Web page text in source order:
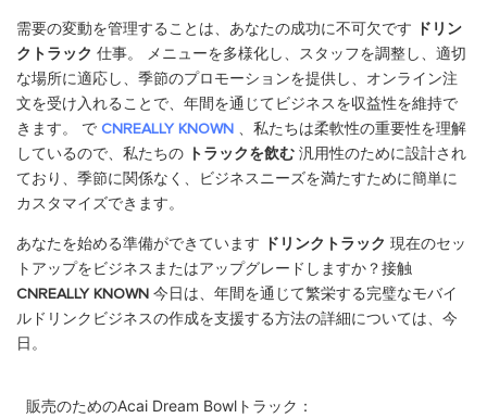
需要の変動を管理することは、あなたの成功に不可欠です
ドリン
クトラック 仕事。 メニューを多様化し、スタッフを調整し、適切
な場所に適応し、季節のプロモーションを提供し、オンライン注
文を受け入れることで、年間を通じてビジネスを収益性を維持で
きます。 で CNREALLY KNOWN 、私たちは柔軟性の重要性を理解
しているので、私たちの
トラックを飲む 汎用性のために設計され
ており、季節に関係なく、ビジネスニーズを満たすために簡単に
カスタマイズできます。
あなたを始める準備ができています ドリンクトラック 現在のセッ
トアップをビジネスまたはアップグレードしますか？接触
CNREALLY KNOWN 今日は、年間を通じて繁栄する完璧なモバイ
ルドリンクビジネスの作成を支援する方法の詳細については、今
日。
販売のためのAcai Dream Bowlトラック：